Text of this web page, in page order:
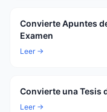
Convierte Apuntes
Examen
Leer →
Convierte una Tesis
Leer →